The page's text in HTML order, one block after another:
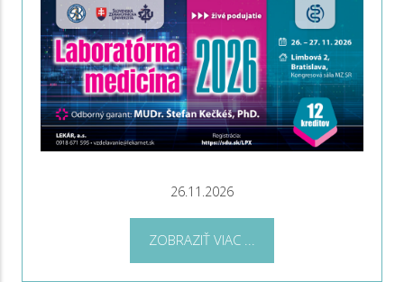
26.11.2026
ZOBRAZIŤ VIAC ...